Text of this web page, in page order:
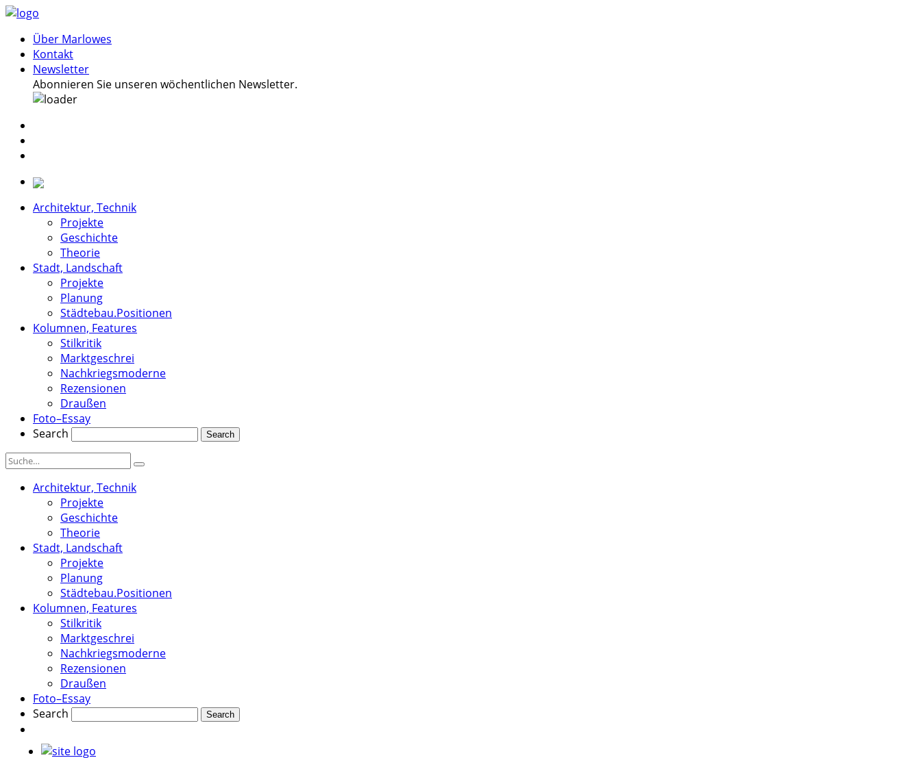
Über Marlowes
Kontakt
Newsletter
Abonnieren Sie unseren wöchentlichen Newsletter.
Architektur, Technik
Projekte
Geschichte
Theorie
Stadt, Landschaft
Projekte
Planung
Städtebau.Positionen
Kolumnen, Features
Stilkritik
Marktgeschrei
Nachkriegsmoderne
Rezensionen
Draußen
Foto–Essay
Search
Architektur, Technik
Projekte
Geschichte
Theorie
Stadt, Landschaft
Projekte
Planung
Städtebau.Positionen
Kolumnen, Features
Stilkritik
Marktgeschrei
Nachkriegsmoderne
Rezensionen
Draußen
Foto–Essay
Search